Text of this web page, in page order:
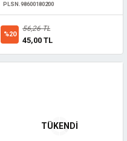
PLSN.98600180200
%20
56,26 TL
45,00 TL
TÜKENDİ